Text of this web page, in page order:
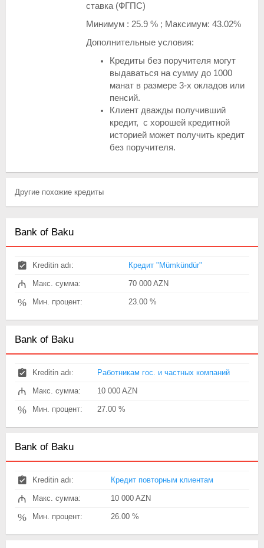
ставка (ФГПС)
Минимум : 25.9 % ; Максимум: 43.02%
Дополнительные условия:
Кредиты без поручителя могут
выдаваться на сумму до 1000
манат в размере 3-х окладов или
пенсий.
Клиент дважды получивший
кредит, с хорошей кредитной
историей может получить кредит
без поручителя.
Другие похожие кредиты
Bank of Baku
Kreditin adı: Кредит "Mümkündür"
₼ Макс. сумма: 70 000 AZN
% Мин. процент: 23.00 %
Bank of Baku
Kreditin adı: Работникам гос. и частных компаний
₼ Макс. сумма: 10 000 AZN
% Мин. процент: 27.00 %
Bank of Baku
Kreditin adı: Кредит повторным клиентам
₼ Макс. сумма: 10 000 AZN
% Мин. процент: 26.00 %